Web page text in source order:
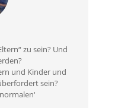
zu sein? Und
und Kinder und
sein?